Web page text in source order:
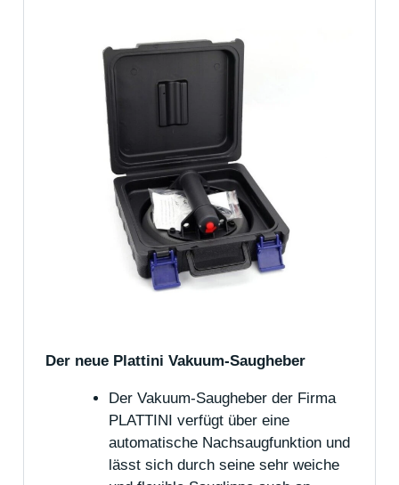
Der neue Plattini Vakuum-Saugheber
Der Vakuum-Saugheber der Firma
PLATTINI verfügt über eine
automatische Nachsaugfunktion und
lässt sich durch seine sehr weiche